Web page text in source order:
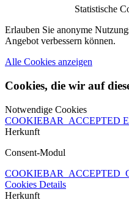
Statistische
Erlauben Sie anonyme
Angebot verbessern können.
Alle Cookies anzeigen
Cookies, die wir auf
Notwendige Cookies
COOKIEBAR_ACCEPTED
Herkunft
Consent-Modul
Cookies Details
Herkunft